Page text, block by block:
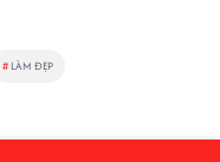
# LÀM ĐẸP